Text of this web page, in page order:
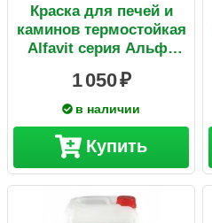
Краска для печей и
каминов термостойкая
Alfavit серия Альфа
1 050
в наличии
Купить